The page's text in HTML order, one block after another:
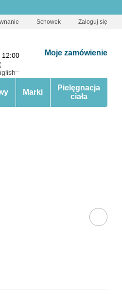
Schowek Zaloguj się
12:00 Moje zamówienie
Marki
Pielęgnacja
ciała